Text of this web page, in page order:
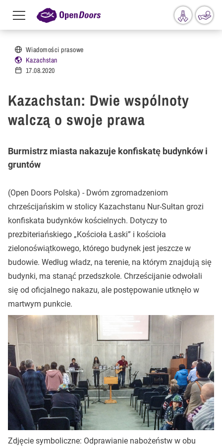
Przejdź do treści
Menu
toggle
Wiadomości prasowe
Kazachstan
17.08.2020
Kazachstan: Dwie wspólnoty
walczą o swoje prawa
Burmistrz miasta nakazuje konfiskatę budynków i
gruntów
(Open Doors Polska) - Dwóm zgromadzeniom
chrześcijańskim w stolicy Kazachstanu Nur-Sułtan grozi
konfiskata budynków kościelnych. Dotyczy to
prezbiteriańskiego „Kościoła Łaski” i kościoła
zielonoświątkowego, którego budynek jest jeszcze w
budowie. Według władz, na terenie, na którym znajdują się
budynki, ma stanąć przedszkole. Chrześcijanie odwołali
się od oficjalnego nakazu, ale postępowanie utknęło w
martwym punkcie.
Zdjęcie symboliczne: Odprawianie nabożeństw w obu